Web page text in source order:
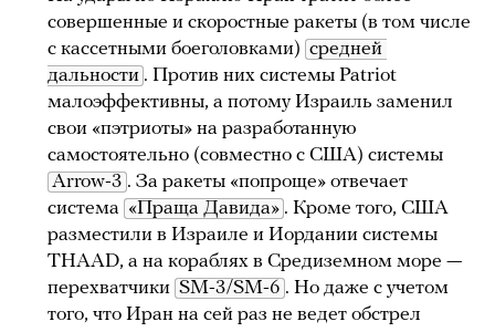
совершенные и скоростные ракеты (в том числе
с кассетными боеголовками) средней
дальности . Против них системы Patriot
малоэффективны, а потому Израиль заменил
свои «пэтриоты» на разработанную
самостоятельно (совместно с США) системы
Arrow-3 . За ракеты «попроще» отвечает
система «Праща Давида» . Кроме того, США
разместили в Израиле и Иордании системы
THAAD, а на кораблях в Средиземном море —
перехватчики SM-3/SM-6 . Но даже с учетом
того, что Иран на сей раз не ведет обстрел